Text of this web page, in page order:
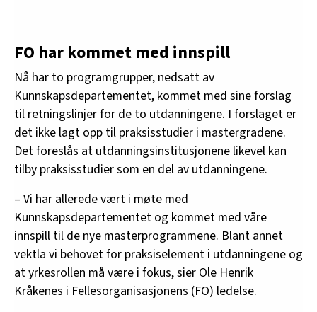
FO har kommet med innspill
Nå har to programgrupper, nedsatt av
Kunnskapsdepartementet, kommet med sine forslag
til retningslinjer for de to utdanningene. I forslaget er
det ikke lagt opp til praksisstudier i mastergradene.
Det foreslås at utdanningsinstitusjonene likevel kan
tilby praksisstudier som en del av utdanningene.
– Vi har allerede vært i møte med
Kunnskapsdepartementet og kommet med våre
innspill til de nye masterprogrammene. Blant annet
vektla vi behovet for praksiselement i utdanningene og
at yrkesrollen må være i fokus, sier Ole Henrik
Kråkenes i Fellesorganisasjonens (FO) ledelse.